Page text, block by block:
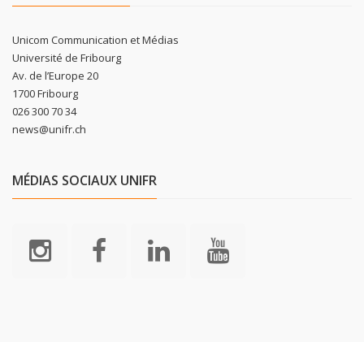
Unicom Communication et Médias
Université de Fribourg
Av. de l’Europe 20
1700 Fribourg
026 300 70 34
news@unifr.ch
MÉDIAS SOCIAUX UNIFR